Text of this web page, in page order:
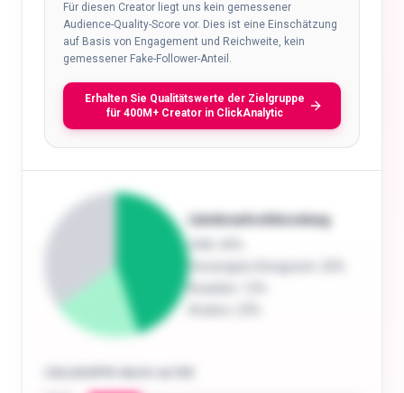
Für diesen Creator liegt uns kein gemessener
Audience-Quality-Score vor. Dies ist eine Einschätzung
auf Basis von Engagement und Reichweite, kein
gemessener Fake-Follower-Anteil.
Erhalten Sie Qualitätswerte der Zielgruppe
für 400M+ Creator in ClickAnalytic
Länderaufschlüsselung
USA
Brasilien